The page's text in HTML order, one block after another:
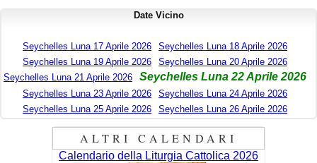
Date Vicino
Seychelles Luna 17 Aprile 2026
Seychelles Luna 18 Aprile 2026
Seychelles Luna 19 Aprile 2026
Seychelles Luna 20 Aprile 2026
Seychelles Luna 21 Aprile 2026
Seychelles Luna 22 Aprile 2026
Seychelles Luna 23 Aprile 2026
Seychelles Luna 24 Aprile 2026
Seychelles Luna 25 Aprile 2026
Seychelles Luna 26 Aprile 2026
ALTRI CALENDARI
Calendario della Liturgia Cattolica 2026